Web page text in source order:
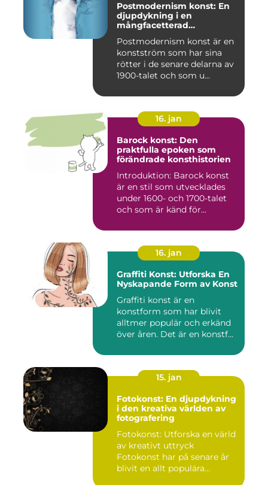
Postmodernism konst: En
djupdykning i en
mångfacetterad
Postmodernism konst är en
konstström som har sina
rötter i de senare delarna av
1900-talet och som u...
16. jan
Barock konst: Den
praktfulla epoken som
förändrade konsthistorien
Introduktion: Barock konst
är en stil som utvecklades
under 1600- och 1700-talet
och som är känd för...
16. jan
Graffiti Konst: Utforska En
Nyskapande Form av Konst
Graffiti konst är en
konstform som har blivit
alltmer populär och erkänd
över åren. Det är en konstf...
15. jan
Fotokonst: En djupdykning
i den kreativa världen av
fotografering
Fotokonst: Utforska en värld
av kreativt uttryck
Fotokonst har på senare år
blivit en allt populära...